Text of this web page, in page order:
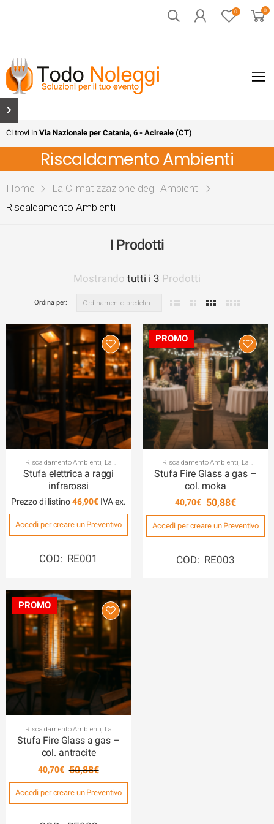
0 0
Ci trovi in Via Nazionale per Catania, 6 - Acireale (CT)
Riscaldamento Ambienti
Home
La Climatizzazione degli Ambienti
Riscaldamento Ambienti
I Prodotti
Mostrando tutti i 3 Prodotti
Ordina per:
Riscaldamento Ambienti La
Climatizzazione degli Ambienti
Stufa elettrica a raggi
infrarossi
Prezzo di listino46,90€
Accedi per creare un Preventivo
COD: RE001
Riscaldamento Ambienti La
Climatizzazione degli Ambienti
Stufa Fire Glass a gas –
col. moka
50,88€
Il
prezzo
era:
50,88€.
40,70€
Il
prezzo
è:
40,70€.
Accedi per creare un Preventivo
COD: RE003
Riscaldamento Ambienti La
Climatizzazione degli Ambienti
Stufa Fire Glass a gas –
col. antracite
50,88€
Il
prezzo
40,70€
Il
prezzo
Accedi per creare un Preventivo